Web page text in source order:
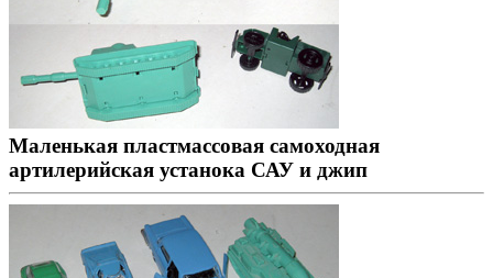
Маленькая пластмассовая самоходная
артилерийская устанока САУ и джип